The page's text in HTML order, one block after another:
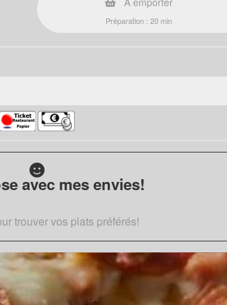
Préparation : 20 min
avec mes envies!
trouver vos plats préférés!